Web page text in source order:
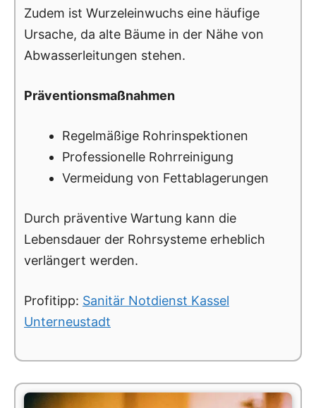
Zudem ist Wurzeleinwuchs eine häufige
Ursache, da alte Bäume in der Nähe von
Abwasserleitungen stehen.
Präventionsmaßnahmen
Regelmäßige Rohrinspektionen
Professionelle Rohrreinigung
Vermeidung von Fettablagerungen
Durch präventive Wartung kann die
Lebensdauer der Rohrsysteme erheblich
verlängert werden.
Profitipp: Sanitär Notdienst Kassel
Unterneustadt